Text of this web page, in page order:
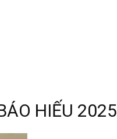
HIẾU 2025